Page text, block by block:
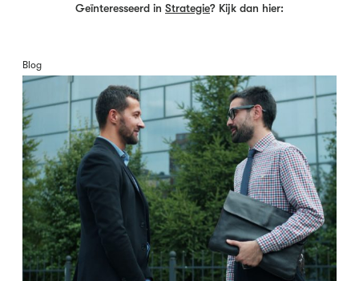
Geïnteresseerd in Strategie? Kijk dan hier:
Blog